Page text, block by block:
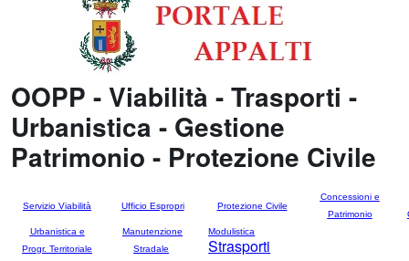
OOPP - Viabilità - Trasporti -
Urbanistica - Gestione
Patrimonio - Protezione Civile
Servizio Viabilità Ufficio Espropri Protezione Civile
Concessioni e
Patrimonio
Urbanistica e
Progr. Territoriale
Manutenzione
Stradale
Modulistica
Strasporti